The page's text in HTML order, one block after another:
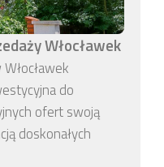
Włocławek
do
ofert swoją
doskonałych